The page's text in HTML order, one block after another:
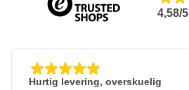
4,58/5
Hurtig levering, overskuelig